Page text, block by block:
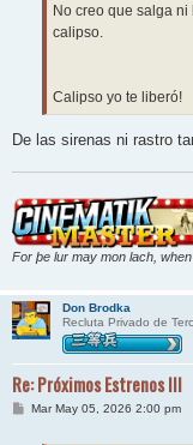
No creo que salga
calipso.
Calipso yo te liberó!
De las sirenas ni rastro
For þe lur may mon lach,
Don Brodka
Recluta Privado de
Re: Próximos Estrenos III
MMar May 05, 2026 2:00 pm